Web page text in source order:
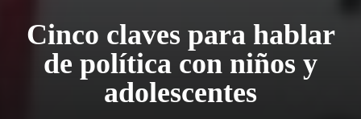
Cinco claves para hablar
de política con niños y
adolescentes